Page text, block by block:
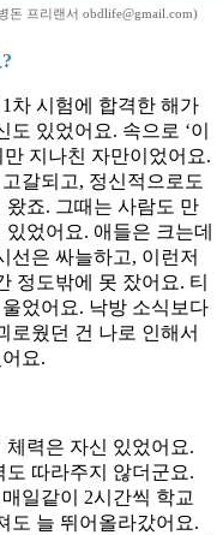
돈 프리랜서 obdlife@gmail.com)
차 시험에 합격한 해가
있었어요. 속으로 ‘이
지나친 자만이었어요.
갈되고, 정신적으로도
죠. 그때는 사람도 만
었어요. 애들은 크는데
선은 싸늘하고, 이런저
정도밖에 못 잤어요. 티
었어요. 낙방 소식보다
로웠던 건 나로 인해서
요.
력은 자신 있었어요.
따라주지 않더군요.
일같이 2시간씩 학교
도 늘 뛰어올라갔어요.